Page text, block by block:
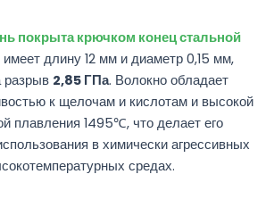
покрыта крючком конец стальной
имеет длину 12 мм и диаметр 0,15 мм,
разрыв 2,85 ГПа. Волокно обладает
к щелочам и кислотам и высокой
плавления 1495℃, что делает его
в химически агрессивных
средах.